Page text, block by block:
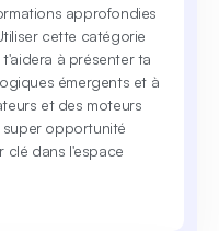
approfondies
cette catégorie
à présenter ta
émergents et à
et des moteurs
super opportunité
clé dans l'espace